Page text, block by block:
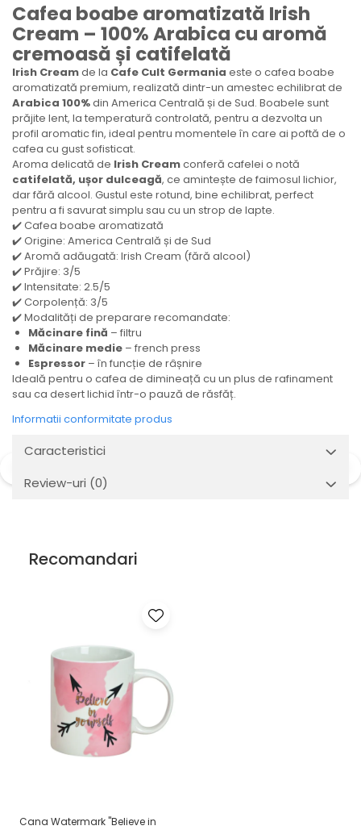
Cafea boabe aromatizată Irish
Cream – 100% Arabica cu aromă
cremoasă și catifelată
Irish Creamde la Cafe Cult Germania este o cafea boabe
aromatizată premium, realizată dintr-un amestec echilibrat de
Arabica 100%din America Centrală și de Sud. Boabele sunt
prăjite lent, la temperatură controlată, pentru a dezvolta un
profil aromatic fin, ideal pentru momentele în care ai poftă de o
cafea cu gust sofisticat.
Aroma delicată de Irish Creamconferă cafelei o notă
catifelată, ușor dulceagă, ce amintește de faimosul lichior,
dar fără alcool. Gustul este rotund, bine echilibrat, perfect
pentru a fi savurat simplu sau cu un strop de lapte.
✔️ Cafea boabe aromatizată
✔️ Origine: America Centrală și de Sud
✔️ Aromă adăugată: Irish Cream (fără alcool)
✔️ Prăjire: 3/5
✔️ Intensitate: 2.5/5
✔️ Corpolență: 3/5
✔️ Modalități de preparare recomandate:
Măcinare fină – filtru
Măcinare medie – french press
Espressor – în funcție de râșnire
Ideală pentru o cafea de dimineață cu un plus de rafinament
sau ca desert lichid într-o pauză de răsfăț.
Informatii conformitate produs
Caracteristici
Review-uri (0)
Recomandari
Cana Watermark "Believe in